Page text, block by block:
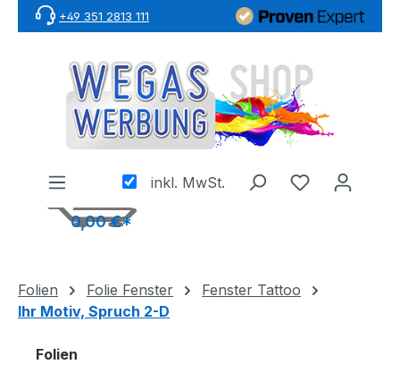
Zum Hauptinhalt springen
+49 351 2813 111
inkl. MwSt.
0,00 €*
Folien Folie Fenster
Fenster Tattoo
Ihr Motiv, Spruch 2-D
Folien